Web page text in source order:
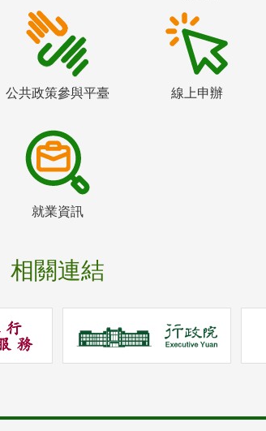
公共政策參與平臺 線上申辦
就業資訊
相關連結